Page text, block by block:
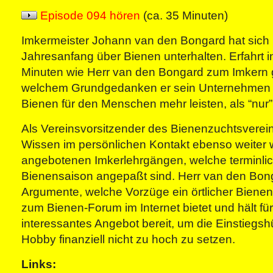
Episode 094 hören (ca. 35 Minuten)
Imkermeister Johann van den Bongard hat sich
Jahresanfang über Bienen unterhalten. Erfahrt
Minuten wie Herr van den Bongard zum Imkern
welchem Grundgedanken er sein
Bienen für den Menschen mehr leisten, als
Als Vereinsvorsitzender des
Wissen im persönlichen Kontakt ebenso weiter
angebotenen Imkerlehrgängen, welche
Bienensaison angepaßt sind. Herr van den
Argumente, welche Vorzüge ein örtlicher
zum Bienen-Forum im Internet bietet und hält
interessantes Angebot bereit, um die
Hobby finanziell nicht zu hoch zu setzen.
Links: